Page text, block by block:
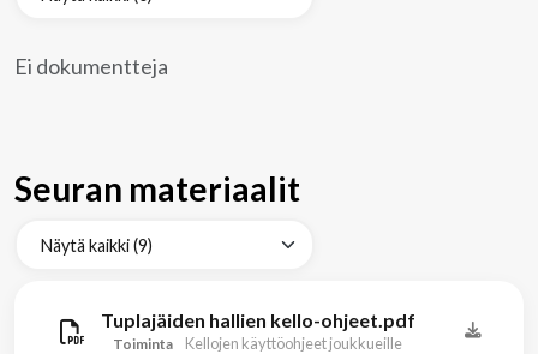
Ei dokumentteja
Seuran materiaalit
Tuplajäiden hallien kello-ohjeet.pdf
Toiminta Kellojen käyttöohjeet joukkueille